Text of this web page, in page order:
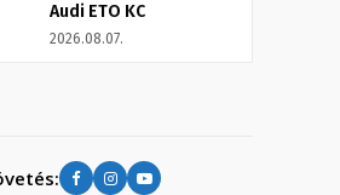
Audi ETO KC
2026.08.07.